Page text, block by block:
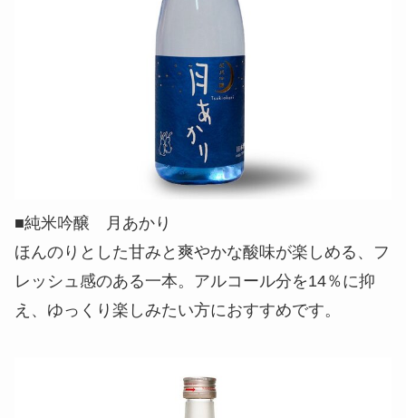
■純米吟醸 月あかり
ほんのりとした甘みと爽やかな酸味が楽しめる、フ
レッシュ感のある一本。アルコール分を14％に抑
え、ゆっくり楽しみたい方におすすめです。